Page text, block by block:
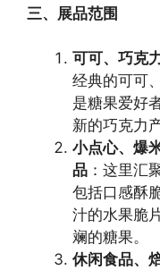
三、展品范围
可可、巧克
经典的可可
是糖果爱好
新的巧克力
小点心、爆
品 ：这里汇
包括口感酥
汁的水果脆
斓的糖果。
休闲食品、